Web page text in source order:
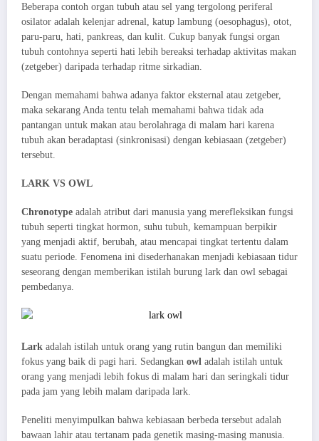
Beberapa contoh organ tubuh atau sel yang tergolong periferal
osilator adalah kelenjar adrenal, katup lambung (oesophagus), otot,
paru-paru, hati, pankreas, dan kulit. Cukup banyak fungsi organ
tubuh contohnya seperti hati lebih bereaksi terhadap aktivitas makan
(zetgeber) daripada terhadap ritme sirkadian.
Dengan memahami bahwa adanya faktor eksternal atau zetgeber,
maka sekarang Anda tentu telah memahami bahwa tidak ada
pantangan untuk makan atau berolahraga di malam hari karena
tubuh akan beradaptasi (sinkronisasi) dengan kebiasaan (zetgeber)
tersebut.
LARK VS OWL
Chronotype adalah atribut dari manusia yang merefleksikan fungsi
tubuh seperti tingkat hormon, suhu tubuh, kemampuan berpikir
yang menjadi aktif, berubah, atau mencapai tingkat tertentu dalam
suatu periode. Fenomena ini disederhanakan menjadi kebiasaan tidur
seseorang dengan memberikan istilah burung lark dan owl sebagai
pembedanya.
Lark adalah istilah untuk orang yang rutin bangun dan memiliki
fokus yang baik di pagi hari. Sedangkan owl adalah istilah untuk
orang yang menjadi lebih fokus di malam hari dan seringkali tidur
pada jam yang lebih malam daripada lark.
Peneliti menyimpulkan bahwa kebiasaan berbeda tersebut adalah
bawaan lahir atau tertanam pada genetik masing-masing manusia.